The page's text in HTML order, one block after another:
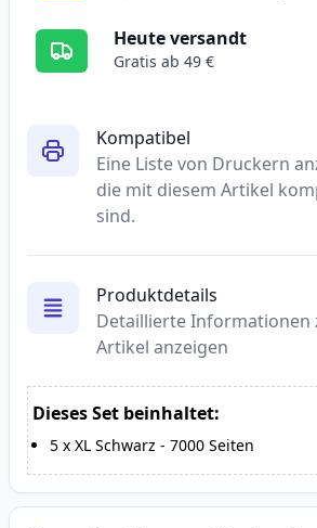
Kompatibel
Eine Liste von Druckern
die mit diesem Artikel
sind.
Produktdetails
Detaillierte Informationen
Artikel anzeigen
Dieses Set beinhaltet:
5 x XL Schwarz - 7000 Seiten
Heute versandt
Gratis ab 49 €